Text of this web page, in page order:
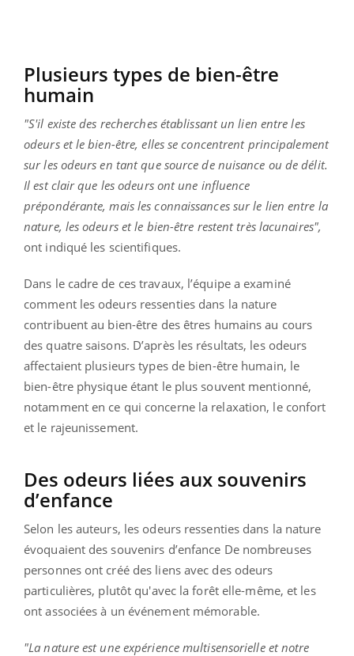
Plusieurs types de bien-être
humain
"S'il existe des recherches établissant un lien entre les
odeurs et le bien-être, elles se concentrent principalement
sur les odeurs en tant que source de nuisance ou de délit.
Il est clair que les odeurs ont une influence
prépondérante, mais les connaissances sur le lien entre la
nature, les odeurs et le bien-être restent très lacunaires",
ont indiqué les scientifiques.
Dans le cadre de ces travaux, l’équipe a examiné
comment les odeurs ressenties dans la nature
contribuent au bien-être des êtres humains au cours
des quatre saisons. D’après les résultats, les odeurs
affectaient plusieurs types de bien-être humain, le
bien-être physique étant le plus souvent mentionné,
notamment en ce qui concerne la relaxation, le confort
et le rajeunissement.
Des odeurs liées aux souvenirs
d’enfance
Selon les auteurs, les odeurs ressenties dans la nature
évoquaient des souvenirs d’enfance De nombreuses
personnes ont créé des liens avec des odeurs
particulières, plutôt qu'avec la forêt elle-même, et les
ont associées à un événement mémorable.
"La nature est une expérience multisensorielle et notre